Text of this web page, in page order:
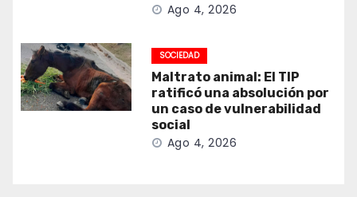
Ago 4, 2026
SOCIEDAD
Maltrato animal: El TIP
ratificó una absolución por
un caso de vulnerabilidad
social
Ago 4, 2026